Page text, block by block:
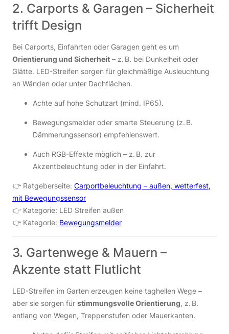
2. Carports & Garagen – Sicherheit
trifft Design
Bei Carports, Einfahrten oder Garagen geht es um
Orientierung und Sicherheit – z. B. bei Dunkelheit oder
Glätte. LED-Streifen sorgen für gleichmäßige Ausleuchtung
an Wänden oder unter Dachflächen.
Achte auf hohe Schutzart (mind. IP65).
Bewegungsmelder oder smarte Steuerung (z. B.
Dämmerungssensor) empfehlenswert.
Auch RGB-Effekte möglich – z. B. zur
Akzentbeleuchtung oder in der Einfahrt.
👉 Ratgeberseite: Carportbeleuchtung – außen, wetterfest,
mit Bewegungssensor
👉 Kategorie: LED Streifen außen
👉 Kategorie: Bewegungsmelder
3. Gartenwege & Mauern –
Akzente statt Flutlicht
LED-Streifen im Garten erzeugen keine taghellen Wege –
aber sie sorgen für stimmungsvolle Orientierung, z. B.
entlang von Wegen, Treppenstufen oder Mauerkanten.